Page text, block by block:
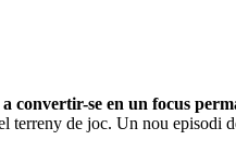
convertir-se en un focus
de joc. Un nou episodi